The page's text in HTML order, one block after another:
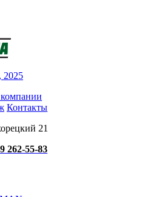
Контакты
21
262-55-83